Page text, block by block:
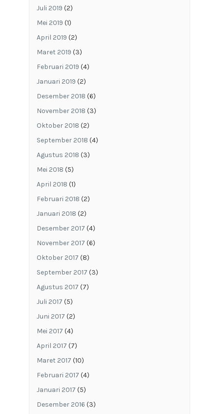
Juli 2019 (2)
Mei 2019 (1)
April 2019 (2)
Maret 2019 (3)
Februari 2019 (4)
Januari 2019 (2)
Desember 2018 (6)
November 2018 (3)
Oktober 2018 (2)
September 2018 (4)
Agustus 2018 (3)
Mei 2018 (5)
April 2018 (1)
Februari 2018 (2)
Januari 2018 (2)
Desember 2017 (4)
November 2017 (6)
Oktober 2017 (8)
September 2017 (3)
Agustus 2017 (7)
Juli 2017 (5)
Juni 2017 (2)
Mei 2017 (4)
April 2017 (7)
Maret 2017 (10)
Februari 2017 (4)
Januari 2017 (5)
Desember 2016 (3)